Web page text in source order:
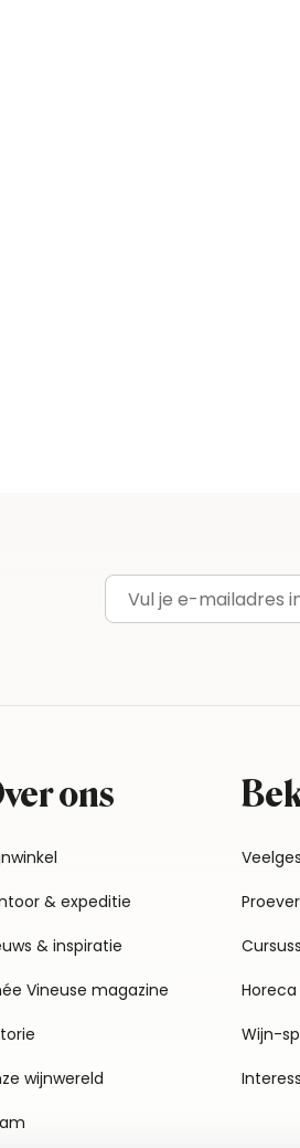
E-mailadres
ons
& expeditie
& inspiratie
Vineuse magazine
wijnwereld
Horeca
Wijn-